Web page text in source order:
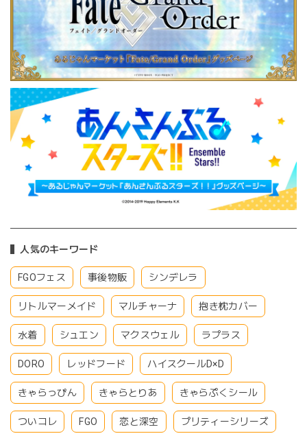
人気のキーワード
FGOフェス 事後物販 シンデレラ
リトルマーメイド マルチャーナ 抱き枕カバー
水着 シュエン マクスウェル ラプラス
DORO レッドフード ハイスクールD×D
きゃらっぴん きゃらとりあ きゃらぷくシール
ついコレ FGO 恋と深空 プリティーシリーズ